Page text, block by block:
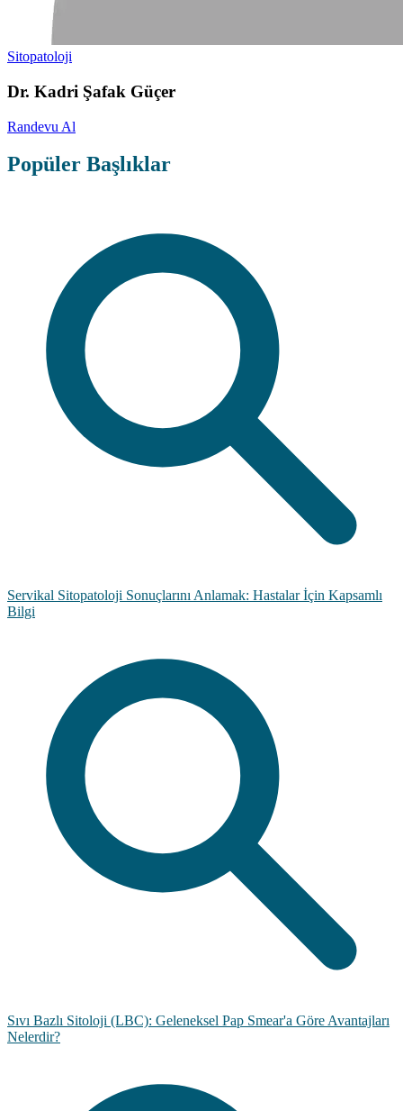
Sitopatoloji
Dr. Kadri Şafak Güçer
Randevu Al
Popüler Başlıklar
Servikal Sitopatoloji Sonuçlarını Anlamak: Hastalar İçin Kapsamlı
Bilgi
Sıvı Bazlı Sitoloji (LBC): Geleneksel Pap Smear'a Göre Avantajları
Nelerdir?